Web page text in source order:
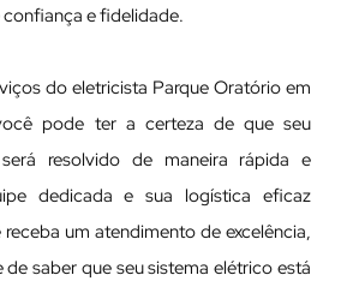
e fidelidade.
do eletricista Parque Oratório em
pode ter a certeza de que seu
resolvido de maneira rápida e
dedicada e sua logística eficaz
um atendimento de excelência,
saber que seu sistema elétrico está